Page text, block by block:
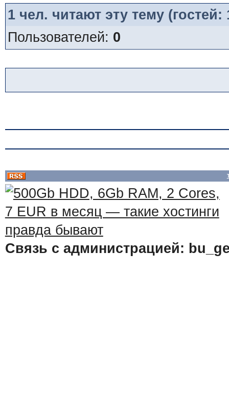
1чел. читают эту тему
Пользователей: 0
Связь с администрацией: